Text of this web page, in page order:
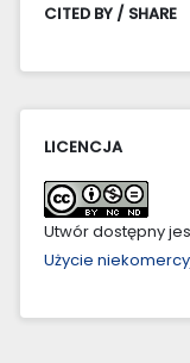
CITED BY / SHARE
LICENCJA
Utwór dostępny
Użycie